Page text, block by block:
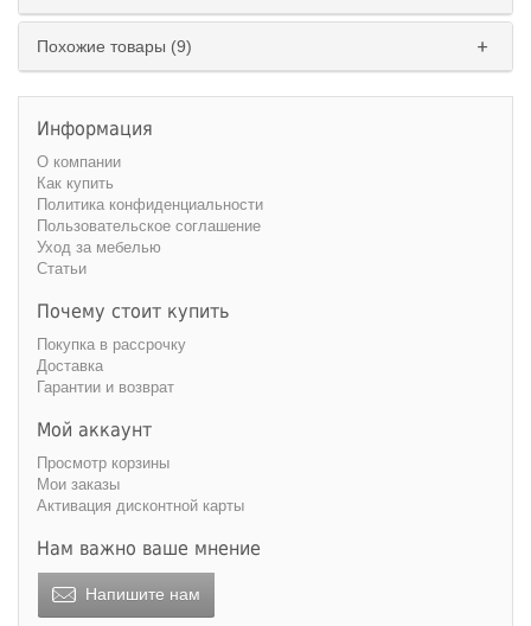
150 см 160 см 170 см 180 см
Высота:
Похожие товары (9)
Информация
О компании
Как купить
Политика конфиденциальности
Пользовательское соглашение
Уход за мебелью
Статьи
Почему стоит купить
Покупка в рассрочку
Доставка
Гарантии и возврат
Мой аккаунт
Просмотр корзины
Мои заказы
Активация дисконтной карты
Нам важно ваше мнение
Напишите нам